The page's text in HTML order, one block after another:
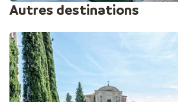
Autres destinations